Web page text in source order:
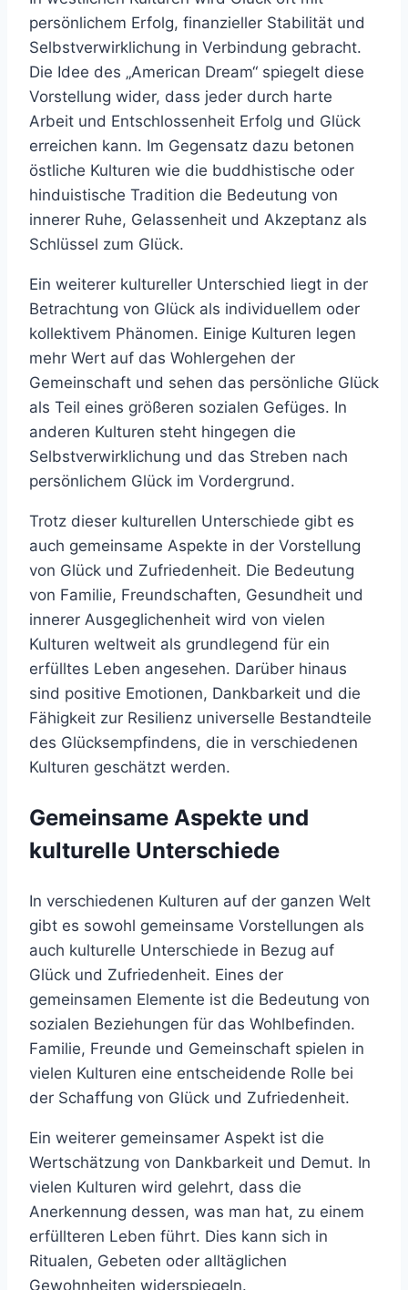
persönlichem Erfolg, finanzieller Stabilität und
Selbstverwirklichung in Verbindung gebracht.
Die Idee des „American Dream“ spiegelt diese
Vorstellung wider, dass jeder durch harte
Arbeit und Entschlossenheit Erfolg und Glück
erreichen kann. Im Gegensatz dazu betonen
östliche Kulturen wie die buddhistische oder
hinduistische Tradition die Bedeutung von
innerer Ruhe, Gelassenheit und Akzeptanz als
Schlüssel zum Glück.
Ein weiterer kultureller Unterschied liegt in der
Betrachtung von Glück als individuellem oder
kollektivem Phänomen. Einige Kulturen legen
mehr Wert auf das Wohlergehen der
Gemeinschaft und sehen das persönliche Glück
als Teil eines größeren sozialen Gefüges. In
anderen Kulturen steht hingegen die
Selbstverwirklichung und das Streben nach
persönlichem Glück im Vordergrund.
Trotz dieser kulturellen Unterschiede gibt es
auch gemeinsame Aspekte in der Vorstellung
von Glück und Zufriedenheit. Die Bedeutung
von Familie, Freundschaften, Gesundheit und
innerer Ausgeglichenheit wird von vielen
Kulturen weltweit als grundlegend für ein
erfülltes Leben angesehen. Darüber hinaus
sind positive Emotionen, Dankbarkeit und die
Fähigkeit zur Resilienz universelle Bestandteile
des Glücksempfindens, die in verschiedenen
Kulturen geschätzt werden.
Gemeinsame Aspekte und
kulturelle Unterschiede
In verschiedenen Kulturen auf der ganzen Welt
gibt es sowohl gemeinsame Vorstellungen als
auch kulturelle Unterschiede in Bezug auf
Glück und Zufriedenheit. Eines der
gemeinsamen Elemente ist die Bedeutung von
sozialen Beziehungen für das Wohlbefinden.
Familie, Freunde und Gemeinschaft spielen in
vielen Kulturen eine entscheidende Rolle bei
der Schaffung von Glück und Zufriedenheit.
Ein weiterer gemeinsamer Aspekt ist die
Wertschätzung von Dankbarkeit und Demut. In
vielen Kulturen wird gelehrt, dass die
Anerkennung dessen, was man hat, zu einem
erfüllteren Leben führt. Dies kann sich in
Ritualen, Gebeten oder alltäglichen
Gewohnheiten widerspiegeln.